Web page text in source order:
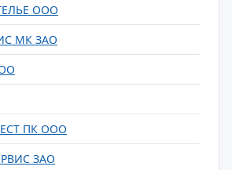
ООО
МК ЗАО
ПК ООО
ЗАО